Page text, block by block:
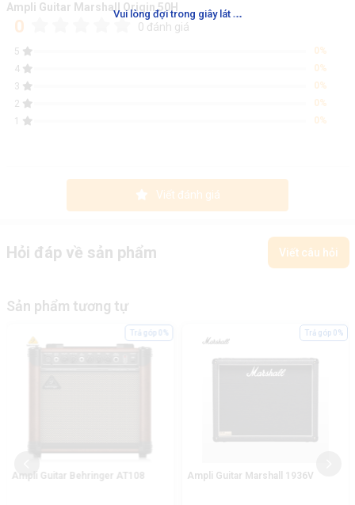
Vui lòng đợi trong giây lát ...
Ampli Guitar Marshall Origin 50H
0 0 đánh giá
5
0%
4
0%
3
0%
2
0%
1
0%
Viết đánh giá
Hỏi đáp về sản phẩm Viết câu hỏi
Sản phẩm tương tự
Ampli Guitar Behringer AT108
Trả góp 0%
Ampli Guitar Marshall 1936V
Trả góp 0%